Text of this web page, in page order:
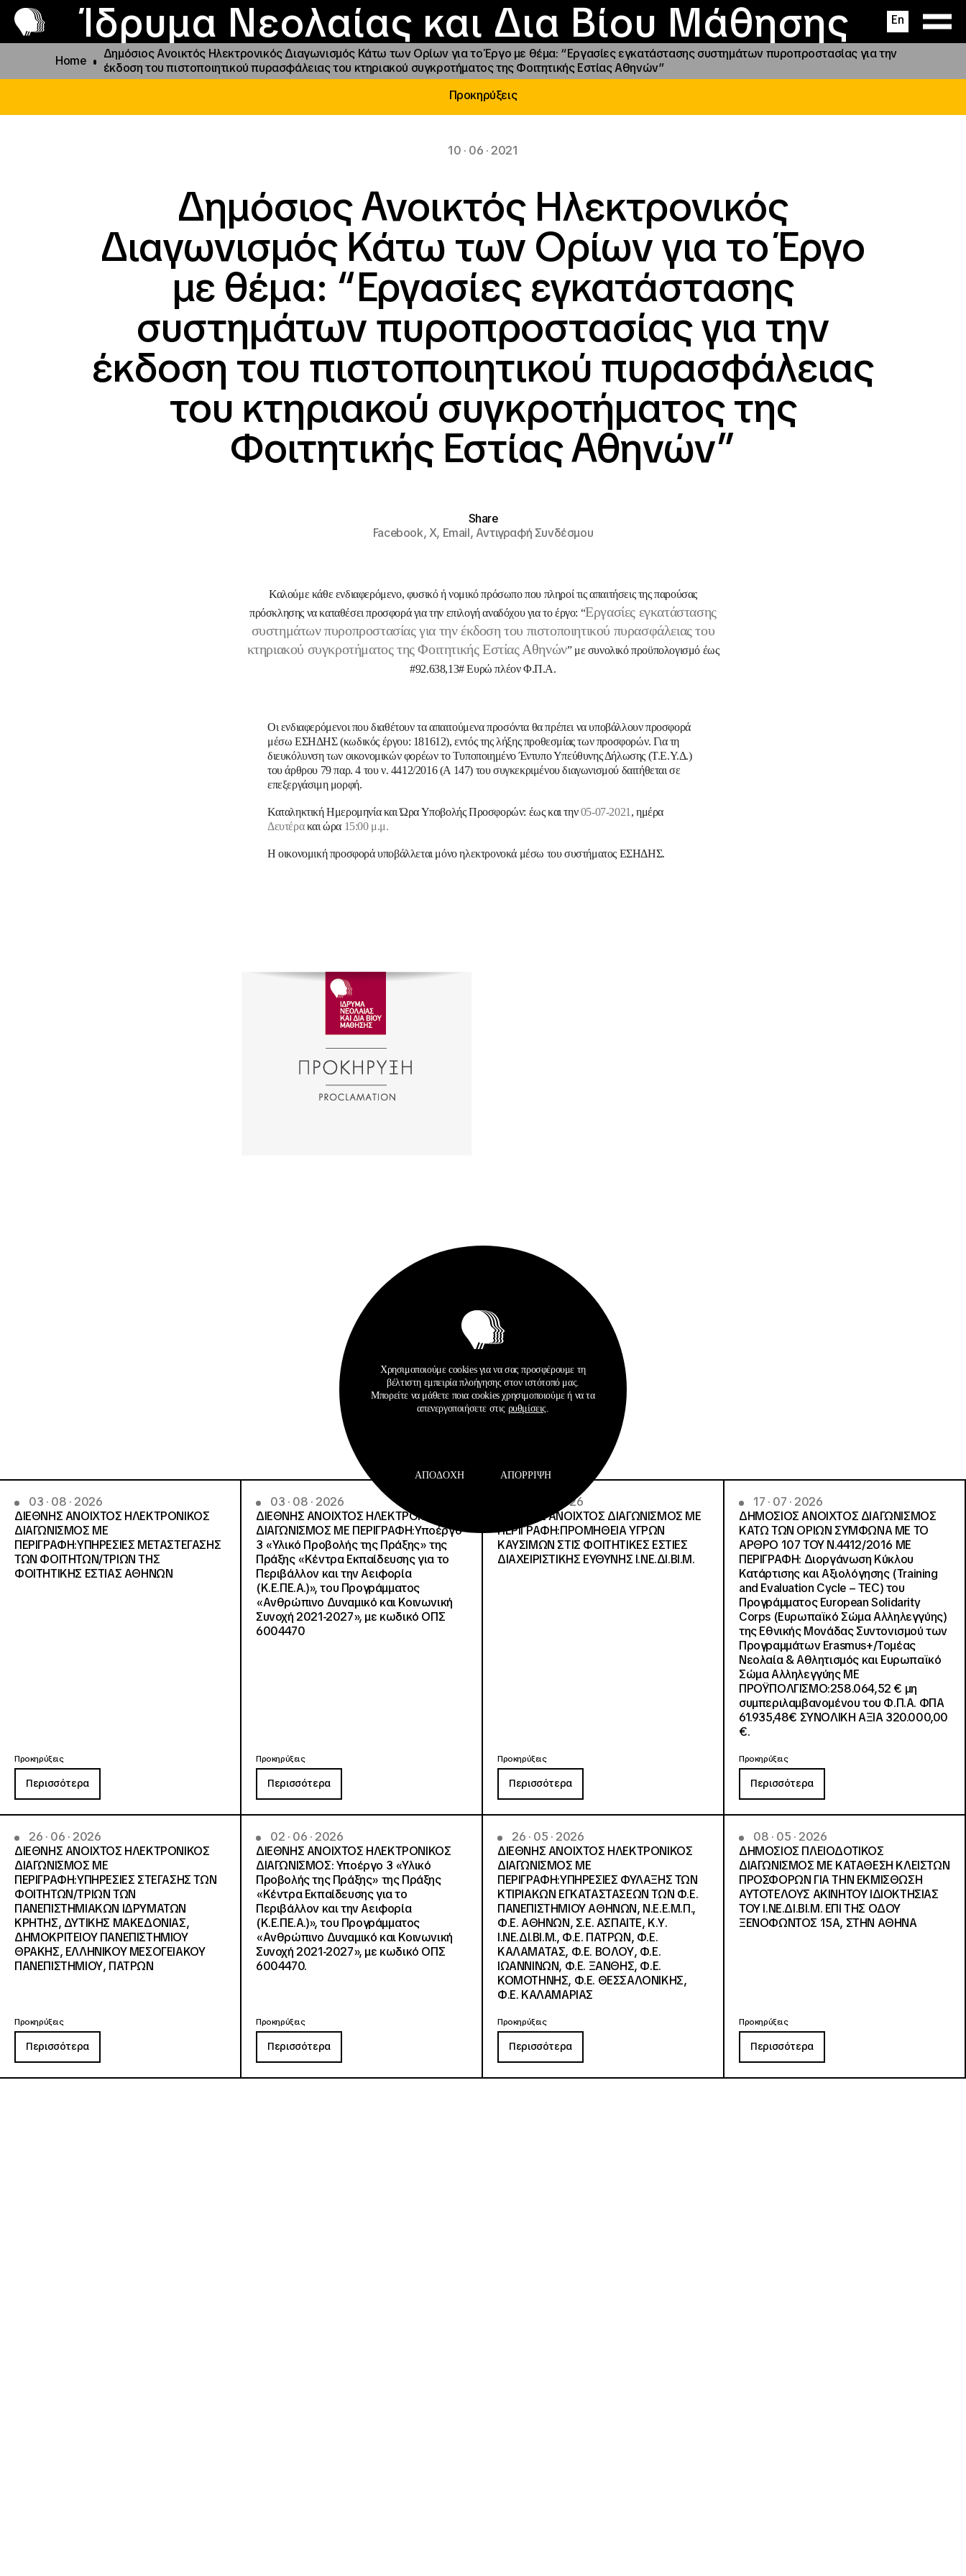
Ίδρυμα Νεολαίας και Δια Βίου Μάθησης En
Το ΙΝΕΔΙΒΙΜ
Προγράμματα και δράσεις
Φοιτητικές Εστίες
Παραχώρηση αιγίδας
Νέα
Επικοινωνία
Home
Δημόσιος Ανοικτός Ηλεκτρονικός Διαγωνισμός Κάτω των Ορίων για το Έργο με θέμα: “Εργασίες εγκατάστασης συστημάτων πυροπροστασίας για την
έκδοση του πιστοποιητικού πυρασφάλειας του κτηριακού συγκροτήματος της Φοιτητικής Εστίας Αθηνών”
Προκηρύξεις
10 · 06 · 2021
Δημόσιος Ανοικτός Ηλεκτρονικός
Διαγωνισμός Κάτω των Ορίων για το Έργο
με θέμα: “Εργασίες εγκατάστασης
συστημάτων πυροπροστασίας για την
έκδοση του πιστοποιητικού πυρασφάλειας
του κτηριακού συγκροτήματος της
Φοιτητικής Εστίας Αθηνών”
Share
Facebook,X, Email,Αντιγραφή Συνδέσμου
Καλούμε κάθε ενδιαφερόμενο, φυσικό ή νομικό πρόσωπο που πληροί τις απαιτήσεις της παρούσας
πρόσκλησης να καταθέσει προσφορά για την επιλογή αναδόχου για το έργο: “Εργασίες εγκατάστασης
συστημάτων πυροπροστασίας για την έκδοση του πιστοποιητικού πυρασφάλειας του
κτηριακού συγκροτήματος της Φοιτητικής Εστίας Αθηνών” με συνολικό προϋπολογισμό έως
#92.638,13# Ευρώ πλέον Φ.Π.Α.
Οι ενδιαφερόμενοι που διαθέτουν τα απαιτούμενα προσόντα θα πρέπει να υποβάλλουν προσφορά
μέσω ΕΣΗΔΗΣ (κωδικός έργου: 181612), εντός της λήξης προθεσμίας των προσφορών. Για τη
διευκόλυνση των οικονομικών φορέων το Τυποποιημένο Έντυπο Υπεύθυνης Δήλωσης (Τ.Ε.Υ.Δ.)
του άρθρου 79 παρ. 4 του ν. 4412/2016 (Α 147) του συγκεκριμένου διαγωνισμού δαιτήθεται σε
επεξεργάσιμη μορφή.
Καταληκτική Ημερομηνία και Ώρα Υποβολής Προσφορών: έως και την05-07-2021 , ημέρα
Δευτέρακαι ώρα 15:00 μ.μ.
Η οικονομική προσφορά υποβάλλεται μόνοηλεκτρονοκά μέσω του συστήματος ΕΣΗΔΗΣ.
diakiryxi_fea
03 · 08 · 2026
ΔΙΕΘΝΗΣ ΑΝΟΙΧΤΟΣ ΗΛΕΚΤΡΟΝΙΚΟΣ
ΔΙΑΓΩΝΙΣΜΟΣ ΜΕ
ΠΕΡΙΓΡΑΦΗ:ΥΠΗΡΕΣΙΕΣ METAΣΤΕΓΑΣΗΣ
ΤΩΝ ΦΟΙΤΗΤΩΝ/ΤΡΙΩΝ ΤΗΣ
ΦΟΙΤΗΤΙΚΗΣ ΕΣΤΙΑΣ ΑΘΗΝΩΝ
Προκηρύξεις
Περισσότερα
03 · 08 · 2026
ΔΙΕΘΝΗΣ ΑΝΟΙΧΤΟΣ ΗΛΕΚΤΡΟΝΙΚΟΣ
ΔΙΑΓΩΝΙΣΜΟΣ ΜΕ ΠΕΡΙΓΡΑΦΗ:Υποέργο
3 «Υλικό Προβολής της Πράξης» της
Πράξης «Κέντρα Εκπαίδευσης για το
Περιβάλλον και την Αειφορία
(Κ.Ε.ΠΕ.Α.)», του Προγράμματος
«Ανθρώπινο Δυναμικό και Κοινωνική
Συνοχή 2021-2027», με κωδικό ΟΠΣ
6004470
Προκηρύξεις
Περισσότερα
29 · 07 · 2026
ΔΙΕΘΝΗΣ ΑΝΟΙΧΤΟΣ ΔΙΑΓΩΝΙΣΜΟΣ ΜΕ
ΠΕΡΙΓΡΑΦΗ:ΠΡΟΜΗΘΕΙΑ ΥΓΡΩΝ
ΚΑΥΣΙΜΩΝ ΣΤΙΣ ΦΟΙΤΗΤΙΚΕΣ ΕΣΤΙΕΣ
ΔΙΑΧΕΙΡΙΣΤΙΚΗΣ ΕΥΘΥΝΗΣ Ι.ΝΕ.ΔΙ.ΒΙ.Μ.
Προκηρύξεις
Περισσότερα
17 · 07 · 2026
ΔΗΜΟΣΙΟΣ ΑΝΟΙΧΤΟΣ ΔΙΑΓΩΝΙΣΜΟΣ
ΚΑΤΩ ΤΩΝ ΟΡΙΩΝ ΣΥΜΦΩΝΑ ΜΕ ΤΟ
ΑΡΘΡΟ 107 ΤΟΥ Ν.4412/2016 ΜΕ
ΠΕΡΙΓΡΑΦΗ: Διοργάνωση Κύκλου
Κατάρτισης και Αξιολόγησης (Training
and Evaluation Cycle – TEC) του
Προγράμματος European Solidarity
Corps (Ευρωπαϊκό Σώμα Αλληλεγγύης)
της Εθνικής Μονάδας Συντονισμού των
Προγραμμάτων Erasmus+/Τομέας
Νεολαία & Αθλητισμός και Ευρωπαϊκό
Σώμα Αλληλεγγύης ΜΕ
ΠΡΟΫΠΟΛΓΙΣΜΟ:258.064,52 € μη
συμπεριλαμβανομένου του Φ.Π.Α. ΦΠΑ
61.935,48€ ΣΥΝΟΛΙΚΗ ΑΞΙΑ 320.000,00
€.
Προκηρύξεις
Περισσότερα
26 · 06 · 2026
ΔΙΕΘΝΗΣ ΑΝΟΙΧΤΟΣ ΗΛΕΚΤΡΟΝΙΚΟΣ
ΔΙΑΓΩΝΙΣΜΟΣ ΜΕ
ΠΕΡΙΓΡΑΦΗ:ΥΠΗΡΕΣΙΕΣ ΣΤΕΓΑΣΗΣ ΤΩΝ
ΦΟΙΤΗΤΩΝ/ΤΡΙΩΝ ΤΩΝ
ΠΑΝΕΠΙΣΤΗΜΙΑΚΩΝ ΙΔΡΥΜΑΤΩΝ
KΡΗΤΗΣ, ΔΥΤΙΚΗΣ ΜΑΚΕΔΟΝΙΑΣ,
ΔΗΜΟΚΡΙΤΕΙΟΥ ΠΑΝΕΠΙΣΤΗΜΙΟΥ
ΘΡΑΚΗΣ, ΕΛΛΗΝΙΚΟΥ ΜΕΣΟΓΕΙΑΚΟΥ
ΠΑΝΕΠΙΣΤΗΜΙΟΥ, ΠΑΤΡΩΝ
Προκηρύξεις
Περισσότερα
02 · 06 · 2026
ΔΙΕΘΝΗΣ ΑΝΟΙΧΤΟΣ ΗΛΕΚΤΡΟΝΙΚΟΣ
ΔΙΑΓΩΝΙΣΜΟΣ: Υποέργο 3 «Υλικό
Προβολής της Πράξης» της Πράξης
«Κέντρα Εκπαίδευσης για το
Περιβάλλον και την Αειφορία
(Κ.Ε.ΠΕ.Α.)», του Προγράμματος
«Ανθρώπινο Δυναμικό και Κοινωνική
Συνοχή 2021-2027», με κωδικό ΟΠΣ
6004470.
Προκηρύξεις
Περισσότερα
26 · 05 · 2026
ΔΙΕΘΝΗΣ ΑΝΟΙΧΤΟΣ ΗΛΕΚΤΡΟΝΙΚΟΣ
ΔΙΑΓΩΝΙΣΜΟΣ ΜΕ
ΠΕΡΙΓΡΑΦΗ:ΥΠΗΡΕΣΙΕΣ ΦΥΛΑΞΗΣ ΤΩΝ
ΚΤΙΡΙΑΚΩΝ ΕΓΚΑΤΑΣΤΑΣΕΩΝ ΤΩΝ Φ.Ε.
ΠΑΝΕΠΙΣΤΗΜΙΟΥ ΑΘΗΝΩΝ, Ν.Ε.Ε.Μ.Π.,
Φ.Ε. ΑΘΗΝΩΝ, Σ.Ε. ΑΣΠΑΙΤΕ, Κ.Υ.
Ι.ΝΕ.ΔΙ.ΒΙ.Μ., Φ.Ε. ΠΑΤΡΩΝ, Φ.Ε.
ΚΑΛΑΜΑΤΑΣ, Φ.Ε. ΒΟΛΟΥ, Φ.Ε.
ΙΩΑΝΝΙΝΩΝ, Φ.Ε. ΞΑΝΘΗΣ, Φ.Ε.
ΚΟΜΟΤΗΝΗΣ, Φ.Ε. ΘΕΣΣΑΛΟΝΙΚΗΣ,
Φ.Ε. ΚΑΛΑΜΑΡΙΑΣ
Προκηρύξεις
Περισσότερα
08 · 05 · 2026
ΔΗΜΟΣΙΟΣ ΠΛΕΙΟΔΟΤΙΚΟΣ
ΔΙΑΓΩΝΙΣΜΟΣ ΜΕ ΚΑΤΑΘΕΣΗ ΚΛΕΙΣΤΩΝ
ΠΡΟΣΦΟΡΩΝ ΓΙΑ ΤΗΝ ΕΚΜΙΣΘΩΣΗ
ΑΥΤΟΤΕΛΟΥΣ ΑΚΙΝΗΤΟΥ ΙΔΙΟΚΤΗΣΙΑΣ
ΤΟΥ Ι.ΝΕ.ΔΙ.ΒΙ.Μ. ΕΠΙ ΤΗΣ ΟΔΟΥ
ΞΕΝΟΦΩΝΤΟΣ 15Α, ΣΤΗΝ ΑΘΗΝΑ
Προκηρύξεις
Περισσότερα
Χρησιμοποιούμε cookies για να σας προσφέρουμε τη
βέλτιστη εμπειρία πλοήγησης στον ιστότοπό μας.
Μπορείτε να μάθετε ποια cookies χρησιμοποιούμε ή να τα
απενεργοποιήσετε στις ρυθμίσεις
ΑΠΟΔΟΧΉ ΑΠΌΡΡΙΨΗ